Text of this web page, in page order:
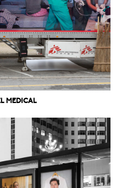
MEDICAL